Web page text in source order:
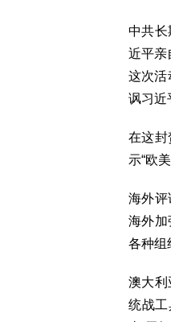
中共长
近平亲
这次活
讽习近
在这封
示“欧
海外评
海外加
各种组
澳大利
统战工